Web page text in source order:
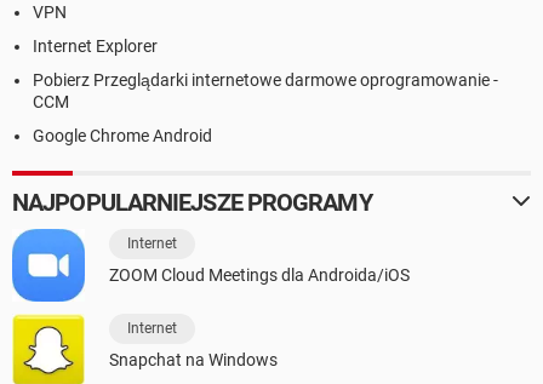
VPN
Internet Explorer
Pobierz Przeglądarki internetowe darmowe oprogramowanie -
CCM
Google Chrome Android
NAJPOPULARNIEJSZE PROGRAMY
Internet
ZOOM Cloud Meetings dla Androida/iOS
Internet
Snapchat na Windows